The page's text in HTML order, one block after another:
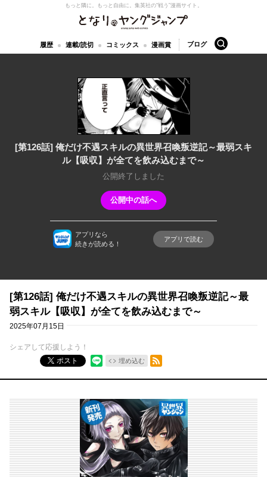
となりのヤングジャンプ
もっと隣に。もっと自由に。 集英社の“戦う”漫画サイト。
履歴 連載/読切 コミックス 漫画賞 ブログ 検索
[第126話] 俺だけ不遇スキルの異世界召喚叛逆記～最弱スキ
ル【吸収】が全てを飲み込むまで～
公開終了しました
公開中の話へ
アプリなら
続きが読める！
アプリで読む
[第126話] 俺だけ不遇スキルの異世界召喚叛逆記～最
弱スキル【吸収】が全てを飲み込むまで～
2025年07月15日
シェアして応援しよう！
ポスト
埋め込む
RSSフィード